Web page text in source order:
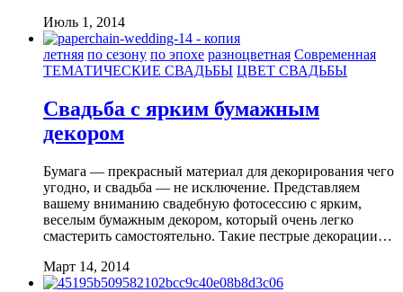
Июль 1, 2014
летняя по сезону по эпохе разноцветная Современная
ТЕМАТИЧЕСКИЕ СВАДЬБЫ ЦВЕТ СВАДЬБЫ
Свадьба с ярким бумажным
декором
Бумага — прекрасный материал для декорирования чего
угодно, и свадьба — не исключение. Представляем
вашему вниманию свадебную фотосессию с ярким,
веселым бумажным декором, который очень легко
смастерить самостоятельно. Такие пестрые декорации…
Март 14, 2014